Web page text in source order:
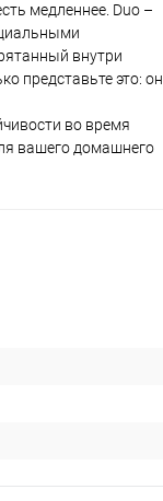
медленнее. Duo –
внутри
представьте это: он
во время
вашего домашнего